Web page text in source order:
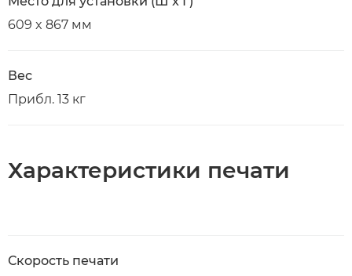
609 x 867 мм
Вес
Прибл. 13 кг
Характеристики печати
Скорость печати